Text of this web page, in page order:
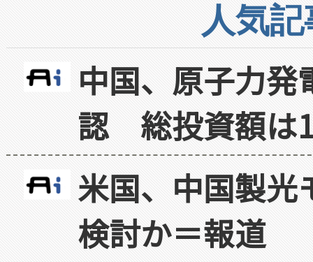
人気
中国、原子力
認 総投資額は
米国、中国製光
検討か＝報道